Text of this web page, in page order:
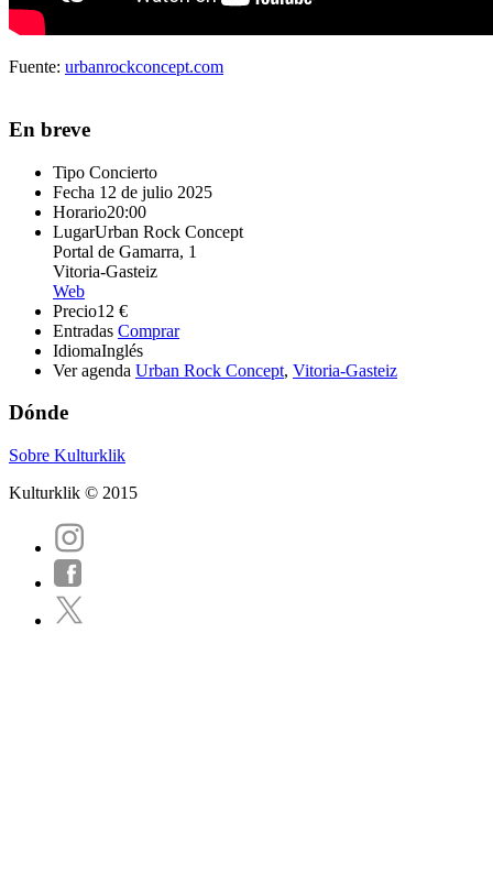
Fuente: urbanrockconcept.com
En breve
Tipo Concierto
Fecha 12 de julio 2025
Horario20:00
LugarUrban Rock Concept
Portal de Gamarra, 1
Vitoria-Gasteiz
Web
Precio12 €
Entradas Comprar
IdiomaInglés
Ver agenda Urban Rock Concept, Vitoria-Gasteiz
Dónde
Sobre Kulturklik
Kulturklik © 2015